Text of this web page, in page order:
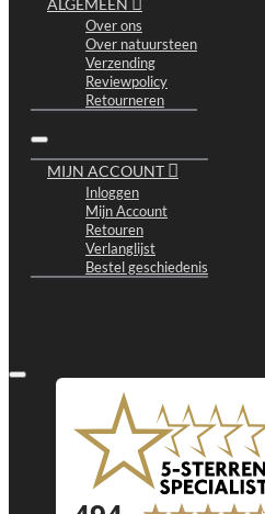
Over ons
Over natuursteen
Verzending
Reviewpolicy
Retourneren
MIJN ACCOUNT
Inloggen
Mijn Account
Retouren
Verlanglijst
Bestel geschiedenis